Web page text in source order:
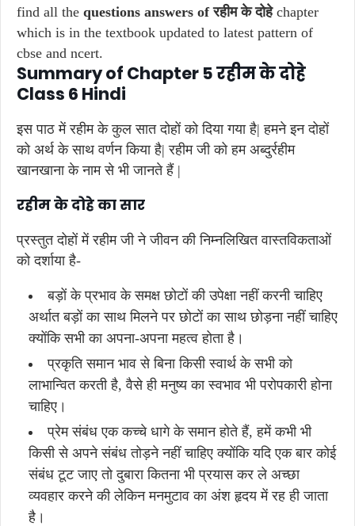
find all the questions answers of रहीम के दोहे chapter
which is in the textbook updated to latest pattern of
cbse and ncert.
Summary of Chapter 5 रहीम के दोहे
Class 6 Hindi
इस पाठ में रहीम के कुल सात दोहों को दिया गया है| हमने इन दोहों
को अर्थ के साथ वर्णन किया है| रहीम जी को हम अब्दुर्रहीम
खानखाना के नाम से भी जानते हैं |
रहीम के दोहे का सार
प्रस्तुत दोहों में रहीम जी ने जीवन की निम्नलिखित वास्तविकताओं
को दर्शाया है-
बड़ों के प्रभाव के समक्ष छोटों की उपेक्षा नहीं करनी चाहिए
अर्थात बड़ों का साथ मिलने पर छोटों का साथ छोड़ना नहीं चाहिए
क्योंकि सभी का अपना-अपना महत्व होता है।
प्रकृति समान भाव से बिना किसी स्वार्थ के सभी को
लाभान्वित करती है, वैसे ही मनुष्य का स्वभाव भी परोपकारी होना
चाहिए।
प्रेम संबंध एक कच्चे धागे के समान होते हैं, हमें कभी भी
किसी से अपने संबंध तोड़ने नहीं चाहिए क्योंकि यदि एक बार कोई
संबंध टूट जाए तो दुबारा कितना भी प्रयास कर ले अच्छा
व्यवहार करने की लेकिन मनमुटाव का अंश हृदय में रह ही जाता
है।